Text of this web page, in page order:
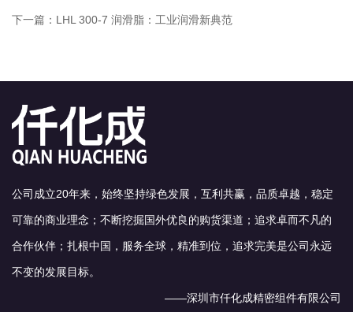
下一篇： LHL 300-7 润滑脂：工业润滑新典范
公司成立20年来，始终坚持绿色发展，互利共赢，品质卓越，稳定
可靠的商业理念；不断挖掘国外优良的购货渠道；追求卓而不凡的
合作伙伴；扎根中国，服务全球，精准到位，追求完美是公司永远
不变的发展目标。
——深圳市仟化成精密组件有限公司